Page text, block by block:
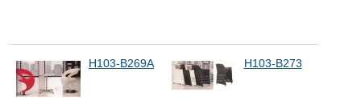
H103-B269A H103-B273